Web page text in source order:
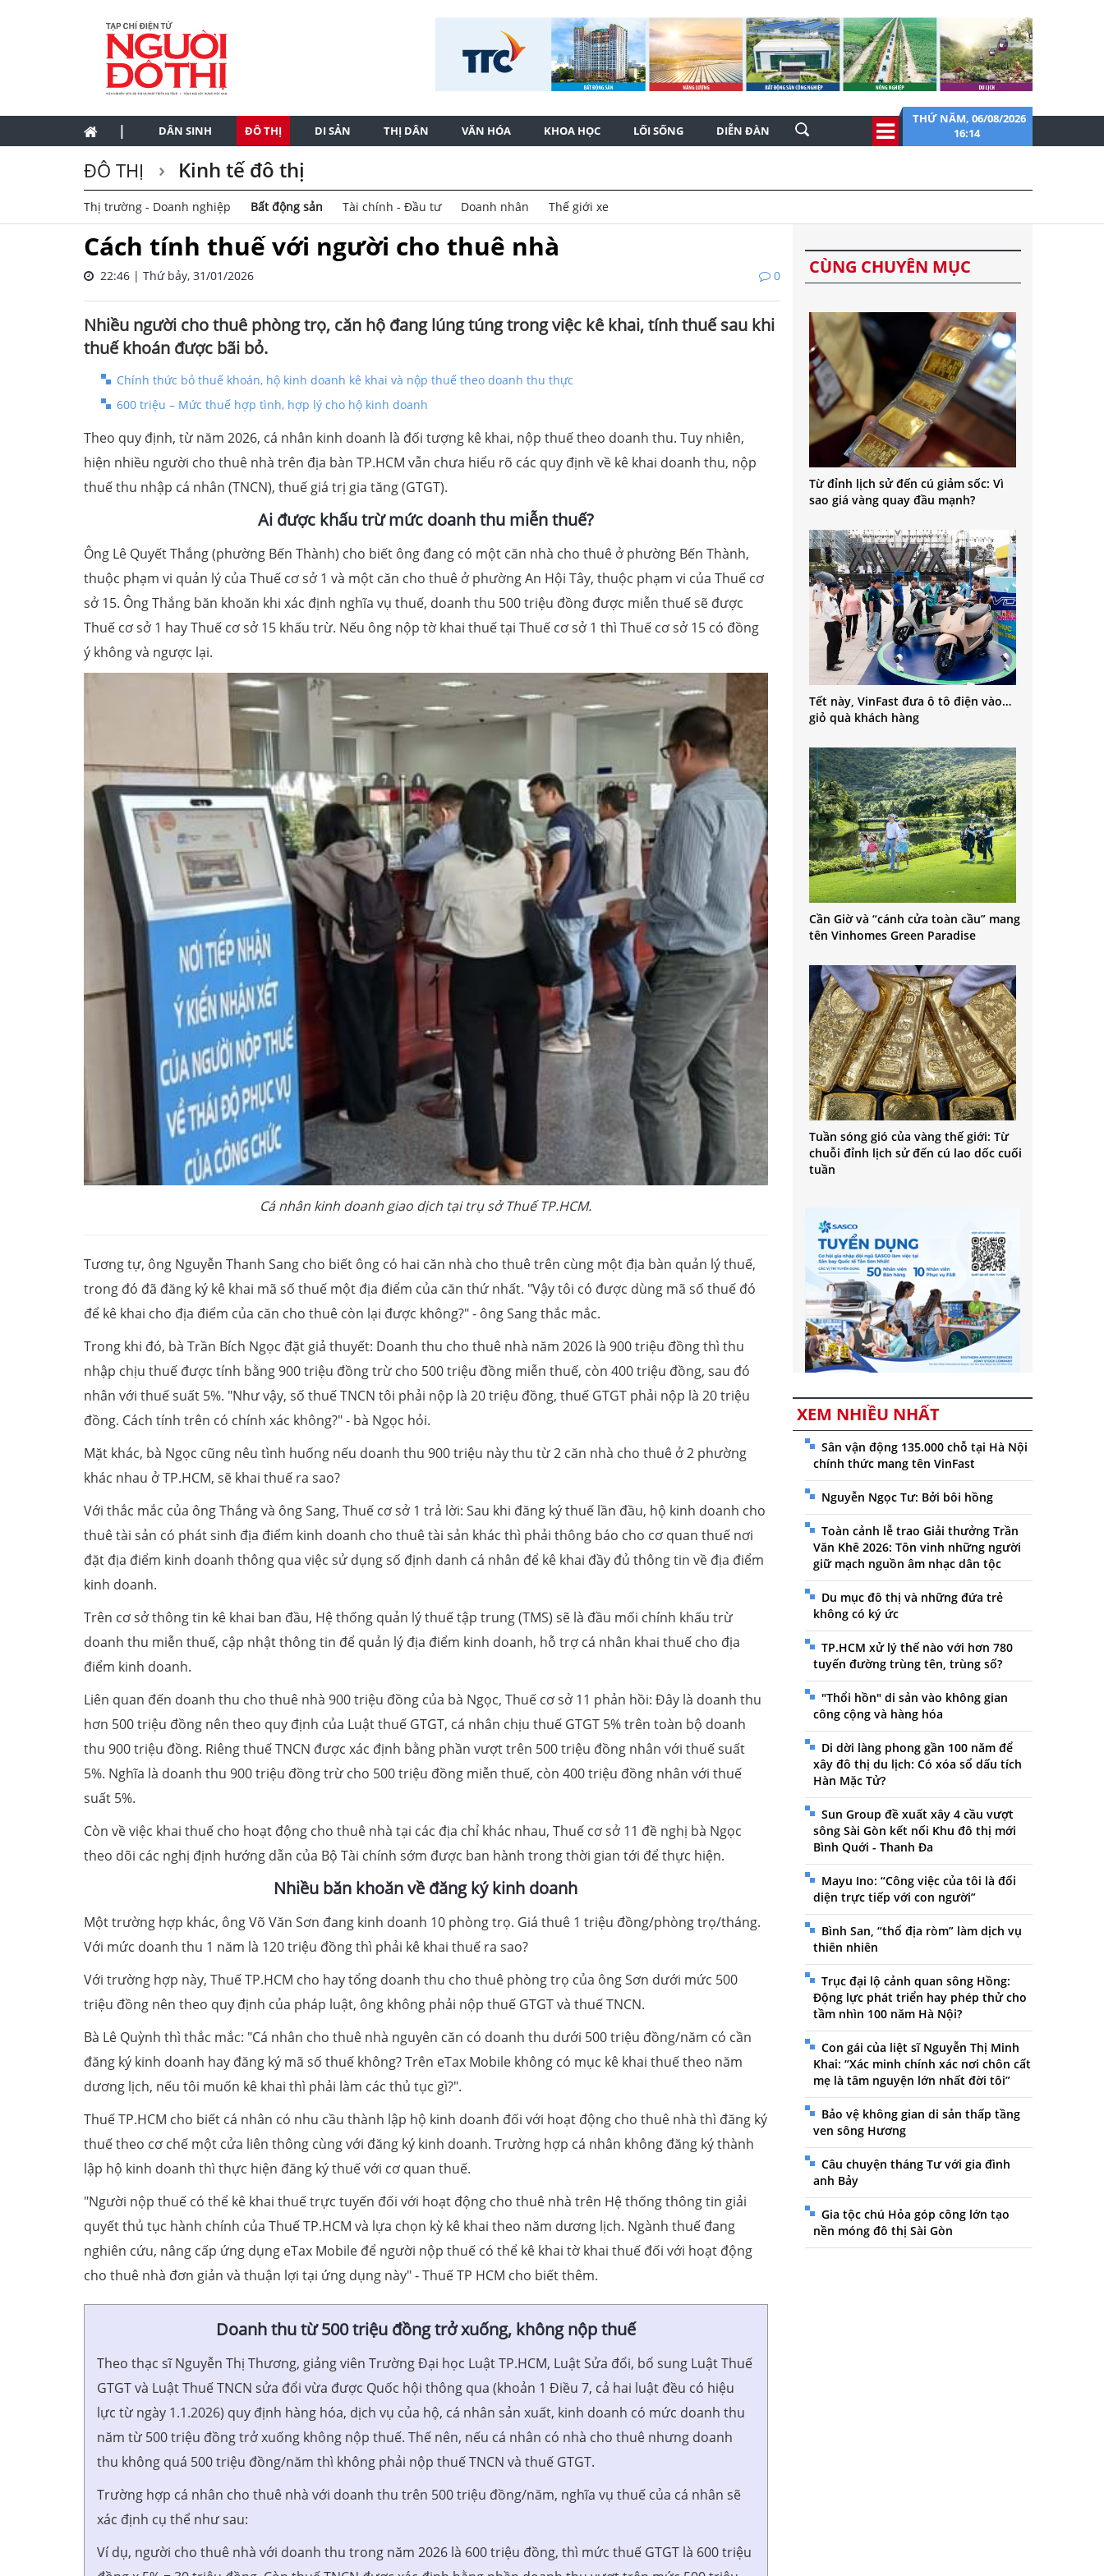
| DÂN SINH ĐÔ THỊ DI SẢN THỊ DÂN VĂN HÓA KHOA HỌC LỐI SỐNG DIỄN ĐÀN
THỨ NĂM, 06/08/2026
16:14
ĐÔ THỊ Kinh tế đô thị
Thị trường - Doanh nghiệp Bất động sản Tài chính - Đầu tư Doanh nhân Thế giới xe
Cách tính thuế với người cho thuê nhà
22:46 | Thứ bảy, 31/01/2026 0
Nhiều người cho thuê phòng trọ, căn hộ đang lúng túng trong việc kê khai, tính thuế sau khi
thuế khoán được bãi bỏ.
Chính thức bỏ thuế khoán, hộ kinh doanh kê khai và nộp thuế theo doanh thu thực
600 triệu – Mức thuế hợp tình, hợp lý cho hộ kinh doanh
Theo quy định, từ năm 2026, cá nhân kinh doanh là đối tượng kê khai, nộp thuế theo doanh thu. Tuy nhiên,
hiện nhiều người cho thuê nhà trên địa bàn TP.HCM vẫn chưa hiểu rõ các quy định về kê khai doanh thu, nộp
thuế thu nhập cá nhân (TNCN), thuế giá trị gia tăng (GTGT).
Ai được khấu trừ mức doanh thu miễn thuế?
Ông Lê Quyết Thắng (phường Bến Thành) cho biết ông đang có một căn nhà cho thuê ở phường Bến Thành,
thuộc phạm vi quản lý của Thuế cơ sở 1 và một căn cho thuê ở phường An Hội Tây, thuộc phạm vi của Thuế cơ
sở 15. Ông Thắng băn khoăn khi xác định nghĩa vụ thuế, doanh thu 500 triệu đồng được miễn thuế sẽ được
Thuế cơ sở 1 hay Thuế cơ sở 15 khấu trừ. Nếu ông nộp tờ khai thuế tại Thuế cơ sở 1 thì Thuế cơ sở 15 có đồng
ý không và ngược lại.
Cá nhân kinh doanh giao dịch tại trụ sở Thuế TP.HCM.
Tương tự, ông Nguyễn Thanh Sang cho biết ông có hai căn nhà cho thuê trên cùng một địa bàn quản lý thuế,
trong đó đã đăng ký kê khai mã số thuế một địa điểm của căn thứ nhất. "Vậy tôi có được dùng mã số thuế đó
để kê khai cho địa điểm của căn cho thuê còn lại được không?" - ông Sang thắc mắc.
Trong khi đó, bà Trần Bích Ngọc đặt giả thuyết: Doanh thu cho thuê nhà năm 2026 là 900 triệu đồng thì thu
nhập chịu thuế được tính bằng 900 triệu đồng trừ cho 500 triệu đồng miễn thuế, còn 400 triệu đồng, sau đó
nhân với thuế suất 5%. "Như vậy, số thuế TNCN tôi phải nộp là 20 triệu đồng, thuế GTGT phải nộp là 20 triệu
đồng. Cách tính trên có chính xác không?" - bà Ngọc hỏi.
Mặt khác, bà Ngọc cũng nêu tình huống nếu doanh thu 900 triệu này thu từ 2 căn nhà cho thuê ở 2 phường
khác nhau ở TP.HCM, sẽ khai thuế ra sao?
Với thắc mắc của ông Thắng và ông Sang, Thuế cơ sở 1 trả lời: Sau khi đăng ký thuế lần đầu, hộ kinh doanh cho
thuê tài sản có phát sinh địa điểm kinh doanh cho thuê tài sản khác thì phải thông báo cho cơ quan thuế nơi
đặt địa điểm kinh doanh thông qua việc sử dụng số định danh cá nhân để kê khai đầy đủ thông tin về địa điểm
kinh doanh.
Trên cơ sở thông tin kê khai ban đầu, Hệ thống quản lý thuế tập trung (TMS) sẽ là đầu mối chính khấu trừ
doanh thu miễn thuế, cập nhật thông tin để quản lý địa điểm kinh doanh, hỗ trợ cá nhân khai thuế cho địa
điểm kinh doanh.
Liên quan đến doanh thu cho thuê nhà 900 triệu đồng của bà Ngọc, Thuế cơ sở 11 phản hồi: Đây là doanh thu
hơn 500 triệu đồng nên theo quy định của Luật thuế GTGT, cá nhân chịu thuế GTGT 5% trên toàn bộ doanh
thu 900 triệu đồng. Riêng thuế TNCN được xác định bằng phần vượt trên 500 triệu đồng nhân với thuế suất
5%. Nghĩa là doanh thu 900 triệu đồng trừ cho 500 triệu đồng miễn thuế, còn 400 triệu đồng nhân với thuế
suất 5%.
Còn về việc khai thuế cho hoạt động cho thuê nhà tại các địa chỉ khác nhau, Thuế cơ sở 11 đề nghị bà Ngọc
theo dõi các nghị định hướng dẫn của Bộ Tài chính sớm được ban hành trong thời gian tới để thực hiện.
Nhiều băn khoăn về đăng ký kinh doanh
Một trường hợp khác, ông Võ Văn Sơn đang kinh doanh 10 phòng trọ. Giá thuê 1 triệu đồng/phòng trọ/tháng.
Với mức doanh thu 1 năm là 120 triệu đồng thì phải kê khai thuế ra sao?
Với trường hợp này, Thuế TP.HCM cho hay tổng doanh thu cho thuê phòng trọ của ông Sơn dưới mức 500
triệu đồng nên theo quy định của pháp luật, ông không phải nộp thuế GTGT và thuế TNCN.
Bà Lê Quỳnh thì thắc mắc: "Cá nhân cho thuê nhà nguyên căn có doanh thu dưới 500 triệu đồng/năm có cần
đăng ký kinh doanh hay đăng ký mã số thuế không? Trên eTax Mobile không có mục kê khai thuế theo năm
dương lịch, nếu tôi muốn kê khai thì phải làm các thủ tục gì?".
Thuế TP.HCM cho biết cá nhân có nhu cầu thành lập hộ kinh doanh đối với hoạt động cho thuê nhà thì đăng ký
thuế theo cơ chế một cửa liên thông cùng với đăng ký kinh doanh. Trường hợp cá nhân không đăng ký thành
lập hộ kinh doanh thì thực hiện đăng ký thuế với cơ quan thuế.
"Người nộp thuế có thể kê khai thuế trực tuyến đối với hoạt động cho thuê nhà trên Hệ thống thông tin giải
quyết thủ tục hành chính của Thuế TP.HCM và lựa chọn kỳ kê khai theo năm dương lịch. Ngành thuế đang
nghiên cứu, nâng cấp ứng dụng eTax Mobile để người nộp thuế có thể kê khai tờ khai thuế đối với hoạt động
cho thuê nhà đơn giản và thuận lợi tại ứng dụng này" - Thuế TP HCM cho biết thêm.
Doanh thu từ 500 triệu đồng trở xuống, không nộp thuế
Theo thạc sĩ Nguyễn Thị Thương, giảng viên Trường Đại học Luật TP.HCM, Luật Sửa đổi, bổ sung Luật Thuế
GTGT và Luật Thuế TNCN sửa đổi vừa được Quốc hội thông qua (khoản 1 Điều 7, cả hai luật đều có hiệu
lực từ ngày 1.1.2026) quy định hàng hóa, dịch vụ của hộ, cá nhân sản xuất, kinh doanh có mức doanh thu
năm từ 500 triệu đồng trở xuống không nộp thuế. Thế nên, nếu cá nhân có nhà cho thuê nhưng doanh
thu không quá 500 triệu đồng/năm thì không phải nộp thuế TNCN và thuế GTGT.
Trường hợp cá nhân cho thuê nhà với doanh thu trên 500 triệu đồng/năm, nghĩa vụ thuế của cá nhân sẽ
xác định cụ thể như sau:
Ví dụ, người cho thuê nhà với doanh thu trong năm 2026 là 600 triệu đồng, thì mức thuế GTGT là 600 triệu
CÙNG CHUYÊN MỤC
Từ đỉnh lịch sử đến cú giảm sốc: Vì
sao giá vàng quay đầu mạnh?
Tết này, VinFast đưa ô tô điện vào…
giỏ quà khách hàng
Cần Giờ và “cánh cửa toàn cầu” mang
tên Vinhomes Green Paradise
Tuần sóng gió của vàng thế giới: Từ
chuỗi đỉnh lịch sử đến cú lao dốc cuối
tuần
XEM NHIỀU NHẤT
Sân vận động 135.000 chỗ tại Hà Nội
chính thức mang tên VinFast
Nguyễn Ngọc Tư: Bởi bôi hồng
Toàn cảnh lễ trao Giải thưởng Trần
Văn Khê 2026: Tôn vinh những người
giữ mạch nguồn âm nhạc dân tộc
Du mục đô thị và những đứa trẻ
không có ký ức
TP.HCM xử lý thế nào với hơn 780
tuyến đường trùng tên, trùng số?
"Thổi hồn" di sản vào không gian
công cộng và hàng hóa
Di dời làng phong gần 100 năm để
xây đô thị du lịch: Có xóa sổ dấu tích
Hàn Mặc Tử?
Sun Group đề xuất xây 4 cầu vượt
sông Sài Gòn kết nối Khu đô thị mới
Bình Quới - Thanh Đa
Mayu Ino: “Công việc của tôi là đối
diện trực tiếp với con người”
Bình San, “thổ địa ròm” làm dịch vụ
thiên nhiên
Trục đại lộ cảnh quan sông Hồng:
Động lực phát triển hay phép thử cho
tầm nhìn 100 năm Hà Nội?
Con gái của liệt sĩ Nguyễn Thị Minh
Khai: “Xác minh chính xác nơi chôn cất
mẹ là tâm nguyện lớn nhất đời tôi”
Bảo vệ không gian di sản thấp tầng
ven sông Hương
Câu chuyện tháng Tư với gia đình
anh Bảy
Gia tộc chú Hỏa góp công lớn tạo
nền móng đô thị Sài Gòn